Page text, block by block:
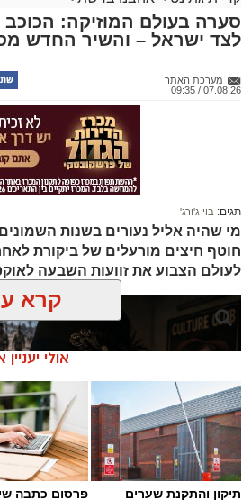
סערה בעולם המוזיקה: הכוכב
לצד ישראל – והשיר החדש
מערכת האתר
07.08.26 / 09:35
תגים: בוי ג'ורג'
מי שהיה אליל נעורים בשנות
חוטף חיצים מורעלים של ביקורת
לעולם הצבוע את זוועות השבעה
קרא
אולי
תיקון והתקנת שערים
פרסום כתבה